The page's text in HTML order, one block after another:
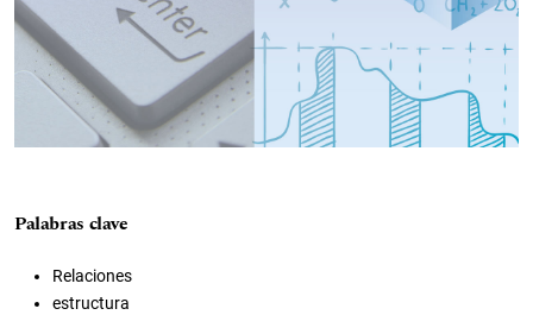
Palabras clave
Relaciones
estructura